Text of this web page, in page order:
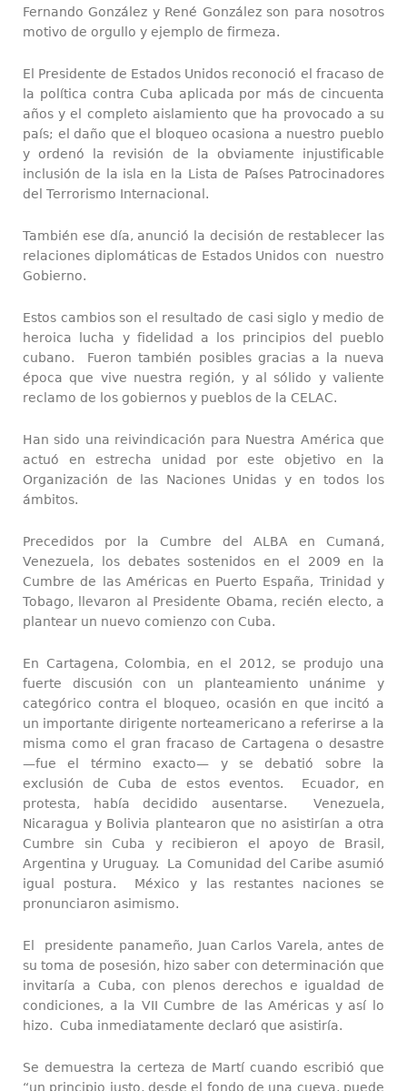
Fernando González y René González son para nosotros
motivo de orgullo y ejemplo de firmeza.
El Presidente de Estados Unidos reconoció el fracaso de
la política contra Cuba aplicada por más de cincuenta
años y el completo aislamiento que ha provocado a su
país; el daño que el bloqueo ocasiona a nuestro pueblo
y ordenó la revisión de la obviamente injustificable
inclusión de la isla en la Lista de Países Patrocinadores
del Terrorismo Internacional.
También ese día, anunció la decisión de restablecer las
relaciones diplomáticas de Estados Unidos con nuestro
Gobierno.
Estos cambios son el resultado de casi siglo y medio de
heroica lucha y fidelidad a los principios del pueblo
cubano. Fueron también posibles gracias a la nueva
época que vive nuestra región, y al sólido y valiente
reclamo de los gobiernos y pueblos de la CELAC.
Han sido una reivindicación para Nuestra América que
actuó en estrecha unidad por este objetivo en la
Organización de las Naciones Unidas y en todos los
ámbitos.
Precedidos por la Cumbre del ALBA en Cumaná,
Venezuela, los debates sostenidos en el 2009 en la
Cumbre de las Américas en Puerto España, Trinidad y
Tobago, llevaron al Presidente Obama, recién electo, a
plantear un nuevo comienzo con Cuba.
En Cartagena, Colombia, en el 2012, se produjo una
fuerte discusión con un planteamiento unánime y
categórico contra el bloqueo, ocasión en que incitó a
un importante dirigente norteamericano a referirse a la
misma como el gran fracaso de Cartagena o desastre
—fue el término exacto— y se debatió sobre la
exclusión de Cuba de estos eventos. Ecuador, en
protesta, había decidido ausentarse. Venezuela,
Nicaragua y Bolivia plantearon que no asistirían a otra
Cumbre sin Cuba y recibieron el apoyo de Brasil,
Argentina y Uruguay. La Comunidad del Caribe asumió
igual postura. México y las restantes naciones se
pronunciaron asimismo.
El presidente panameño, Juan Carlos Varela, antes de
su toma de posesión, hizo saber con determinación que
invitaría a Cuba, con plenos derechos e igualdad de
condiciones, a la VII Cumbre de las Américas y así lo
hizo. Cuba inmediatamente declaró que asistiría.
Se demuestra la certeza de Martí cuando escribió que
“un principio justo, desde el fondo de una cueva, puede